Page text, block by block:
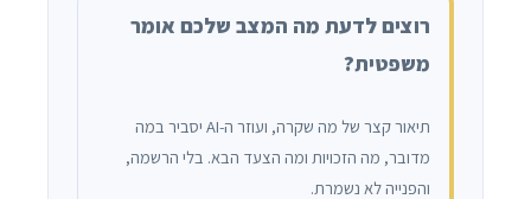
רוצים לדעת מה המצב שלכם אומר
משפטית?
תיאור קצר של מה שקרה, ועוזר ה-AI יסביר במה
מדובר, מה הזכויות ומה הצעד הבא. בלי הרשמה,
והפנייה לא נשמרת.